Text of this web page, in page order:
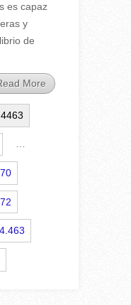
es capaz
y
de
More
…
4.463